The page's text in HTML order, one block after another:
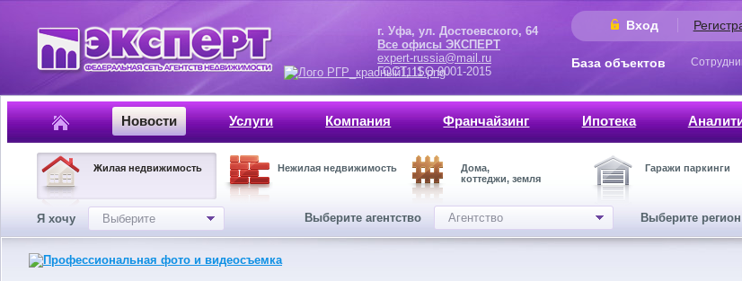
Вход
г. Уфа, ул. Достоевского, 64
Все офисы ЭКСПЕРТ
expert-russia@mail.ru
ГОСТ, ISO 9001-2015
База объектов
Новости Услуги Компания Франчайзинг Ипотека
Жилая недвижимость Нежилая недвижимость
Дома,
коттеджи, земля
Гаражи паркинги
Я хочу Выберите Выберите агентство Агентство Выберите регион